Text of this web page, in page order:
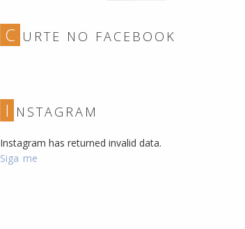
C URTE NO FACEBOOK
I NSTAGRAM
Instagram has returned invalid data.
Siga me